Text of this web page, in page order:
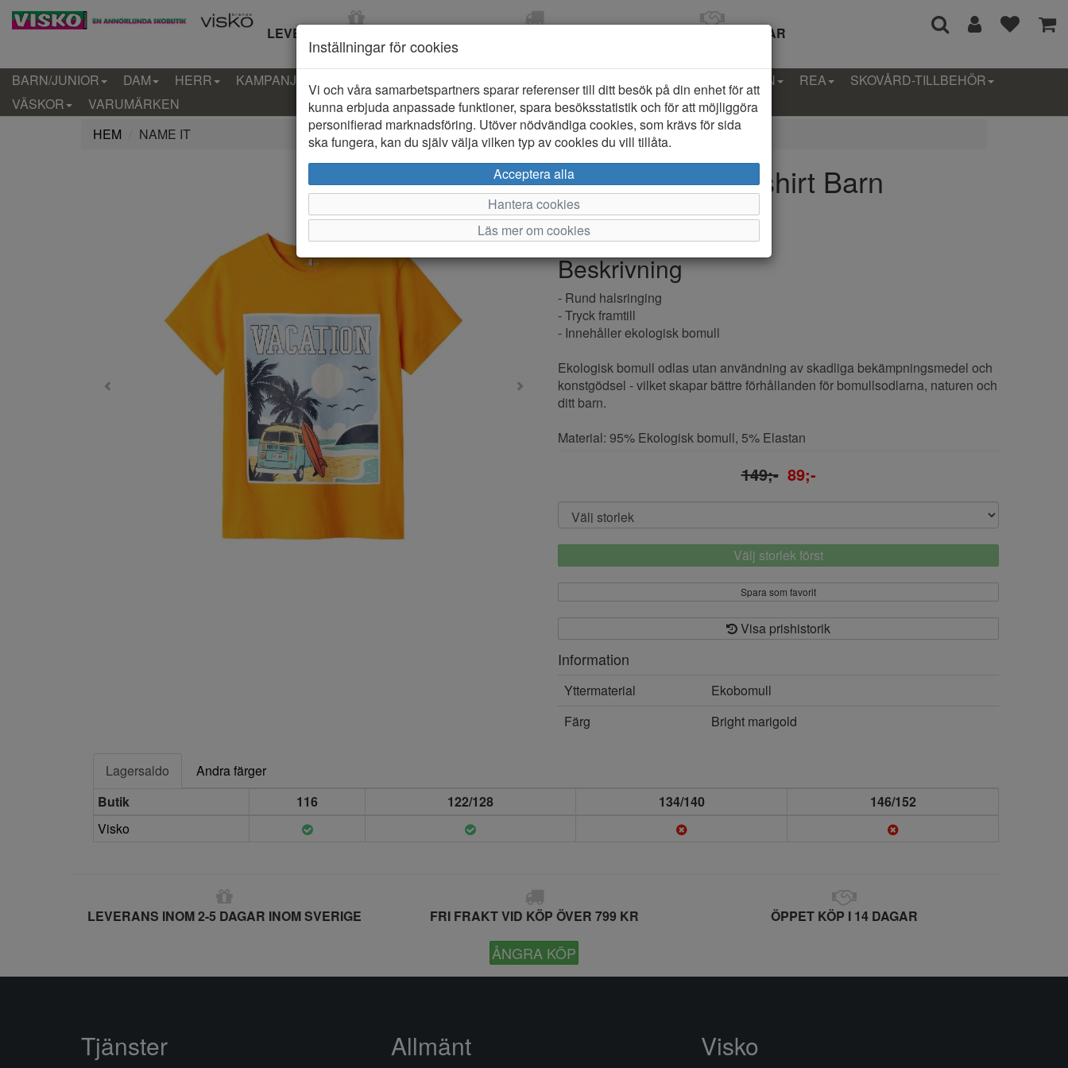
LEVERANS INOM 2-5 DAGAR ÖPPET KÖP I 14 DAGAR
BARN/JUNIOR DAM HERR KAMPANJ KLÄDER-BARN PROVKOLLEKTION REA
SKOVÅRD-TILLBEHÖR
VÄSKOR
VARUMÄRKEN
HEM
NAME IT
Name it Zelot T-shirt Barn
Varumärke: Name it
Artikelnummer: 2511184
Beskrivning
- Rund halsringing
- Tryck framtill
- Innehåller ekologisk bomull
Ekologisk bomull odlas utan användning av skadliga bekämpningsmedel och
konstgödsel - vilket skapar bättre förhållanden för bomullsodlarna, naturen och
ditt barn.
Material: 95% Ekologisk bomull, 5% Elastan
149;- 89;-
Välj storlek först
Spara som favorit
Visa prishistorik
Information
Yttermaterial
Ekobomull
Färg
Bright marigold
Lagersaldo
Andra färger
Butik
116 122/128 134/140
146/152
Visko
LEVERANS INOM 2-5 DAGAR INOM SVERIGE FRI FRAKT VID KÖP ÖVER 799 KR ÖPPET KÖP I 14 DAGAR
ÅNGRA KÖP
Inställningar för cookies
Vi och våra samarbetspartners sparar referenser till ditt besök på din enhet för att
kunna erbjuda anpassade funktioner, spara besöksstatistik och för att möjliggöra
personifierad marknadsföring. Utöver nödvändiga cookies, som krävs för sida
ska fungera, kan du själv välja vilken typ av cookies du vill tillåta.
Acceptera alla
Hantera cookies
Läs mer om cookies
Tjänster Allmänt Visko